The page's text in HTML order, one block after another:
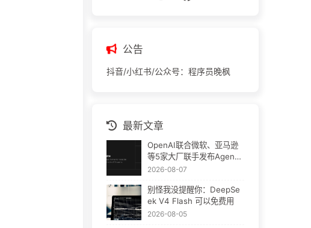
公告
抖音/小红书/公众号：程序员晚枫
最新文章
OpenAI联合微软、亚马逊
等5家大厂联手发布Agent
Plugins：AI插件终于要统
2026-08-07
别怪我没提醒你：DeepSe
ek V4 Flash 可以免费用
2026-08-05